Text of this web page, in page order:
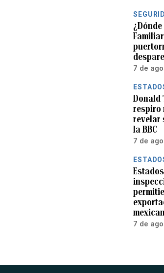
7 de
Donald
respiro
revelar
la BBC
7 de
7 de